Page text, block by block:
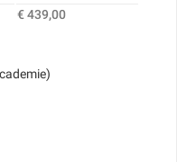
€ 439,00